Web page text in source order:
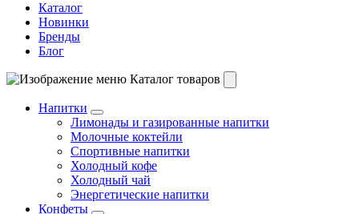
Каталог
Новинки
Бренды
Блог
Каталог товаров
Напитки
Лимонады и газированные напитки
Молочные коктейли
Спортивные напитки
Холодный кофе
Холодный чай
Энергетические напитки
Конфеты